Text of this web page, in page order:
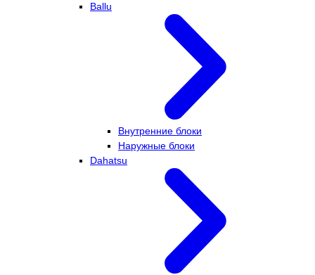
Ballu
Внутренние блоки
Наружные блоки
Dahatsu